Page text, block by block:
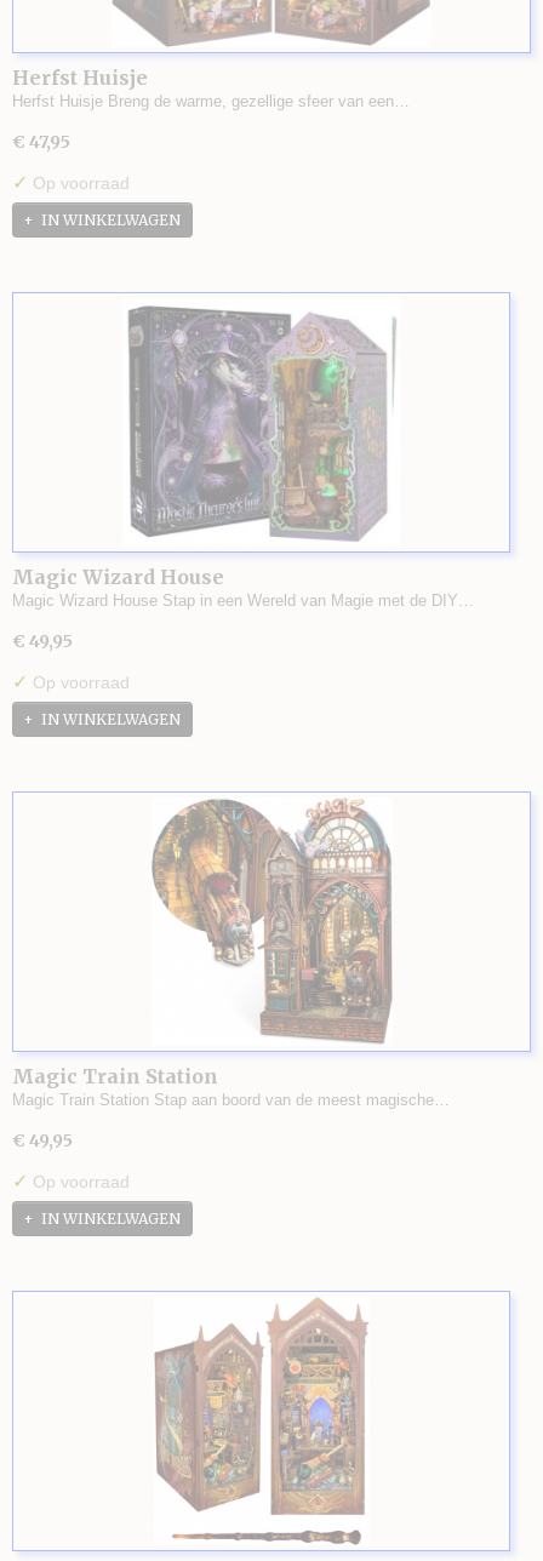
Herfst Huisje
Herfst Huisje Breng de warme, gezellige sfeer van een…
€ 47,95
✓ Op voorraad
IN WINKELWAGEN
Magic Wizard House
Magic Wizard House Stap in een Wereld van Magie met de DIY…
€ 49,95
✓ Op voorraad
IN WINKELWAGEN
Magic Train Station
Magic Train Station Stap aan boord van de meest magische…
€ 49,95
✓ Op voorraad
IN WINKELWAGEN